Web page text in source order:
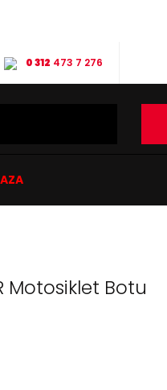
0 312 473 7 276
Motosiklet Botu